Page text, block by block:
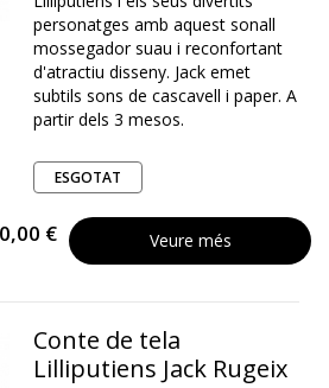
personatges amb aquest sonall
mossegador suau i reconfortant
d'atractiu disseny. Jack emet
subtils sons de cascavell i paper. A
partir dels 3 mesos.
ESGOTAT
€ Veure més
Conte de tela
Lilliputiens Jack Rugeix